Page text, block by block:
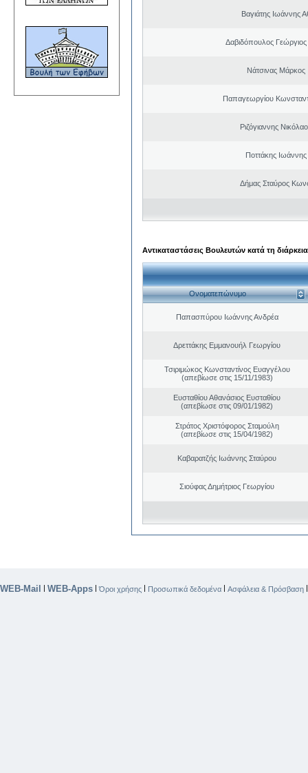
Βαγιάτης Ιωάννης
Δαβιδόπουλος
Νάτσινας Μάρκος
Παπαγεωργίου
Ριζόγιαννης
Ποττάκης
Δήμας Σταύρος
Αντικαταστάσεις Βουλευτών κατά τη
Ονοματεπώνυμο
Παπασπύρου Ιωάννης Ανδρέα
Δρεττάκης Εμμανουήλ Γεωργίου
Τσιριμώκος Κωνσταντίνος Ευαγγέλου
(απεβίωσε στις 15/11/1983)
Ευσταθίου Αθανάσιος Ευσταθίου
(απεβίωσε στις 09/01/1982)
Στράτος Χριστόφορος Σταμούλη
(απεβίωσε στις 15/04/1982)
Καβαρατζής Ιωάννης Σταύρου
Σιούφας Δημήτριος Γεωργίου
WEB-Mail | WEB-Apps |Όροι χρήσης | Προσωπικά δεδομένα | Ασφάλεια & Πρόσβαση